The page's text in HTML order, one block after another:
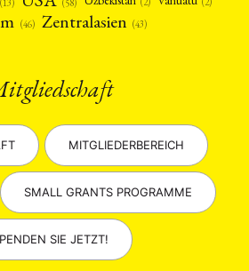
(46) Zentralasien (43)
MITGLIEDERBEREICH
SMALL GRANTS PROGRAMME
SIE JETZT!